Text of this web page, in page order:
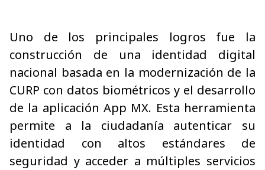
Uno de los principales logros fue la
construcción de una identidad digital
nacional basada en la modernización de la
CURP con datos biométricos y el desarrollo
de la aplicación App MX. Esta herramienta
permite a la ciudadanía autenticar su
identidad con altos estándares de
seguridad y acceder a múltiples servicios